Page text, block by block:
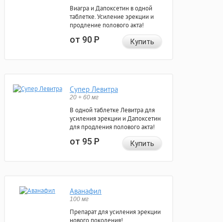
Виагра и Дапоксетин в одной
таблетке. Усиление эрекции и
продление полового акта!
от 90Р Купить
Супер Левитра
20 + 60 мг
В одной таблетке Левитра для
усиления эрекции и Дапоксетин
для продления полового акта!
от 95Р Купить
Аванафил
100 мг
Препарат для усиления эрекции